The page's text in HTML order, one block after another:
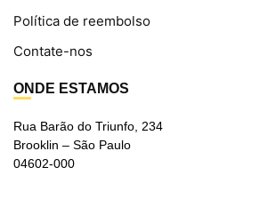
Política de reembolso
Contate-nos
ONDE ESTAMOS
Rua Barão do Triunfo, 234
Brooklin – São Paulo
04602-000